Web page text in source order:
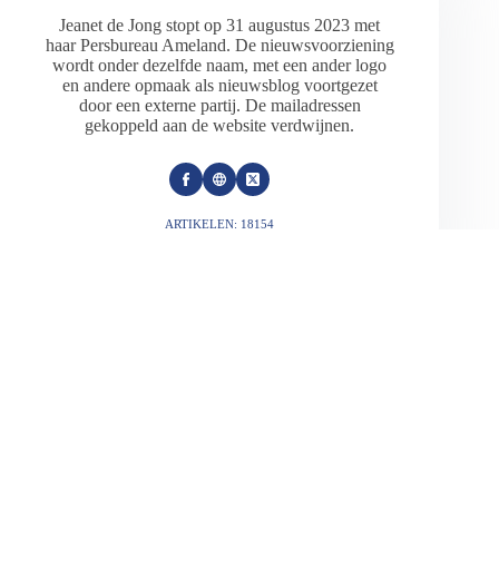
Jeanet de Jong stopt op 31 augustus 2023 met
haar Persbureau Ameland. De nieuwsvoorziening
wordt onder dezelfde naam, met een ander logo
en andere opmaak als nieuwsblog voortgezet
door een externe partij. De mailadressen
gekoppeld aan de website verdwijnen.
ARTIKELEN: 18154